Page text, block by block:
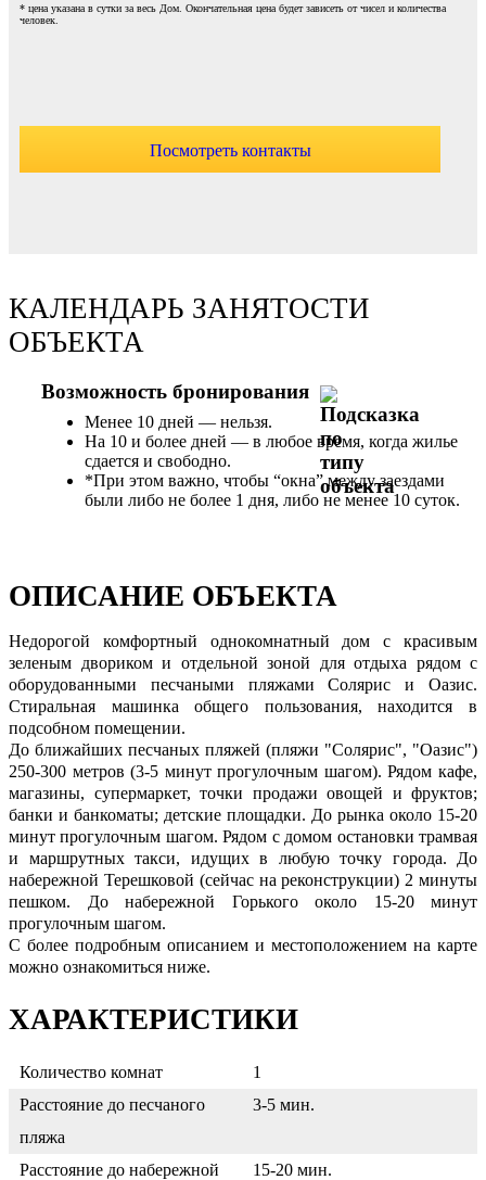
* цена указана в сутки за весь Дом. Окончательная цена будет зависеть от чисел и количества
человек.
Посмотреть контакты
КАЛЕНДАРЬ ЗАНЯТОСТИ
ОБЪЕКТА
Возможность бронирования
Менее 10 дней — нельзя.
На 10 и более дней — в любое время, когда жилье
сдается и свободно.
*При этом важно, чтобы “окна” между заездами
были либо не более 1 дня, либо не менее 10 суток.
ОПИСАНИЕ ОБЪЕКТА
Недорогой комфортный однокомнатный дом с красивым
зеленым двориком и отдельной зоной для отдыха рядом с
оборудованными песчаными пляжами Солярис и Оазис.
Стиральная машинка общего пользования, находится в
подсобном помещении.
До ближайших песчаных пляжей (пляжи "Солярис", "Оазис")
250-300 метров (3-5 минут прогулочным шагом). Рядом кафе,
магазины, супермаркет, точки продажи овощей и фруктов;
банки и банкоматы; детские площадки. До рынка около 15-20
минут прогулочным шагом. Рядом с домом остановки трамвая
и маршрутных такси, идущих в любую точку города. До
набережной Терешковой (сейчас на реконструкции) 2 минуты
пешком. До набережной Горького около 15-20 минут
прогулочным шагом.
С более подробным описанием и местоположением на карте
можно ознакомиться ниже.
ХАРАКТЕРИСТИКИ
Количество комнат
1
Расстояние до песчаного
пляжа
3-5 мин.
Расстояние до набережной
15-20 мин.